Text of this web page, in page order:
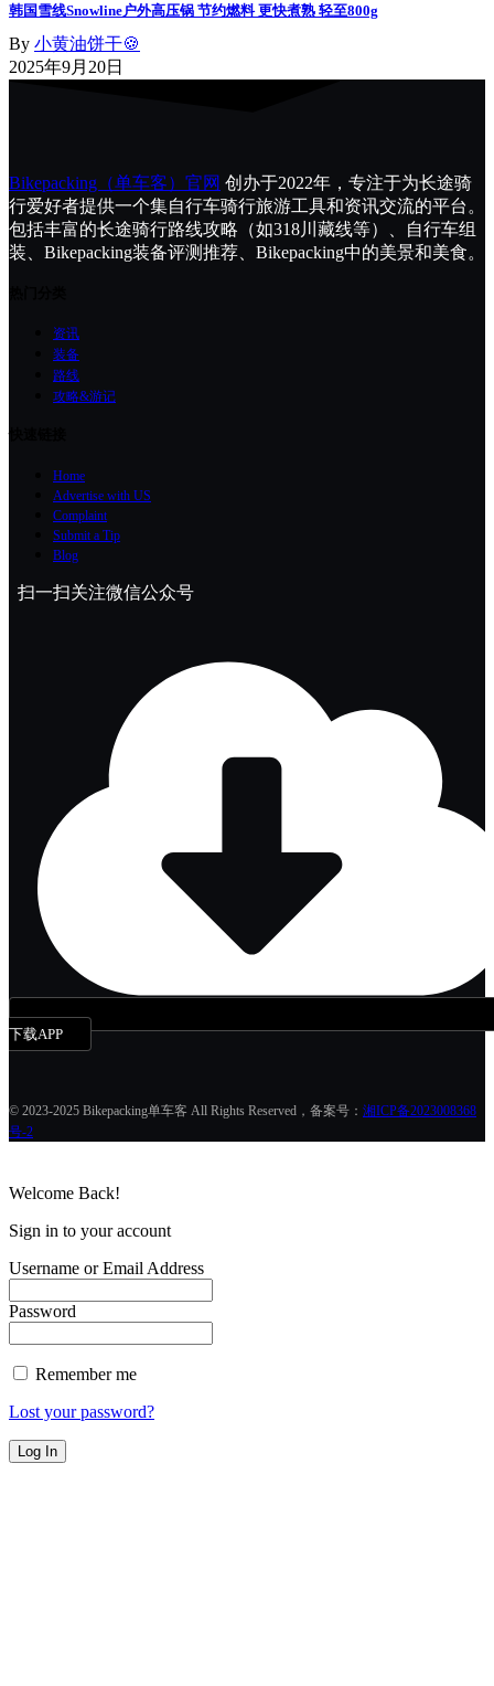
韩国雪线Snowline户外高压锅 节约燃料 更快煮熟 轻至800g
By 小黄油饼干🍪
2025年9月20日
Bikepacking（单车客）官网 创办于2022年，专注于为长途骑
行爱好者提供一个集自行车骑行旅游工具和资讯交流的平台。
包括丰富的长途骑行路线攻略（如318川藏线等）、自行车组
装、Bikepacking装备评测推荐、Bikepacking中的美景和美食。
资讯
装备
路线
攻略&游记
Home
Advertise with US
Complaint
Submit a Tip
Blog
扫一扫关注微信公众号
下载APP
© 2023-2025 Bikepacking单车客 All Rights Reserved，备案号： 湘ICP备2023008368
号-2
Welcome Back!
Sign in to your account
Username or Email Address
Password
Remember me
Lost your password?